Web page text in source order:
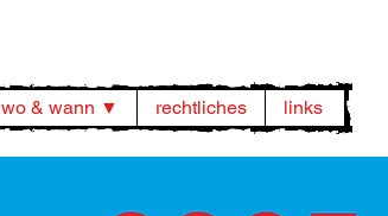
wo & wann ▼ rechtliches links